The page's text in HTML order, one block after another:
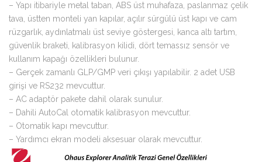
– Yapı itibariyle metal taban, ABS üst muhafaza, paslanmaz çelik
tava, üstten monteli yan kapılar, açılır sürgülü üst kapı ve cam
rüzgarlık, aydınlatmalı üst seviye göstergesi, kanca altı tartım,
güvenlik braketi, kalibrasyon kilidi, dört temassız sensör ve
kullanım kapağı özellikleri bulunur.
– Gerçek zamanlı GLP/GMP veri çıkışı yapılabilir. 2 adet USB
girişi ve RS232 mevcuttur.
– AC adaptör pakete dahil olarak sunulur.
– Dahili AutoCal otomatik kalibrasyon mevcuttur.
– Otomatik kapı mevcuttur.
– Yardımcı ekran modeli aksesuar olarak mevcuttur.